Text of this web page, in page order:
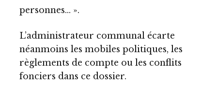
personnes… ».
L’administrateur communal écarte
néanmoins les mobiles politiques, les
règlements de compte ou les conflits
fonciers dans ce dossier.